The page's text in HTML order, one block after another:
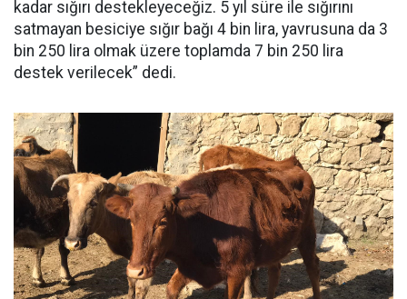
kadar sığırı destekleyeceğiz. 5 yıl süre ile sığırını
satmayan besiciye sığır bağı 4 bin lira, yavrusuna da 3
bin 250 lira olmak üzere toplamda 7 bin 250 lira
destek verilecek” dedi.